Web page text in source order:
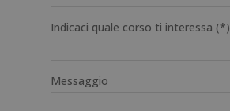
Indicaci quale corso ti interessa (*)
Messaggio